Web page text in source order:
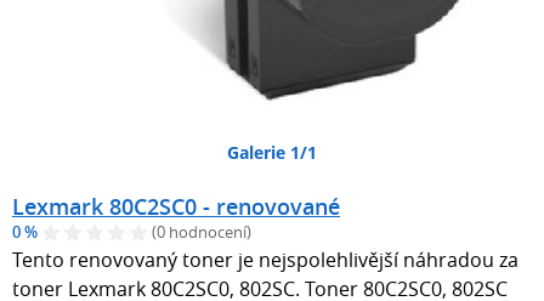
Galerie 1/1
Lexmark 80C2SC0 - renovované
0 % (0 hodnocení)
Tento renovovaný toner je nejspolehlivější náhradou za
toner Lexmark 80C2SC0, 802SC. Toner 80C2SC0, 802SC